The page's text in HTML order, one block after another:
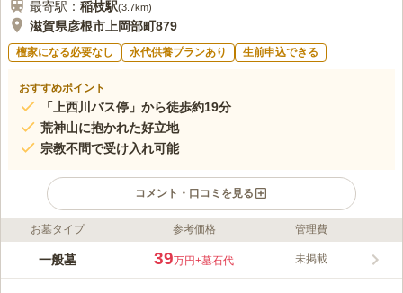
最寄駅： 稲枝駅(3.7km)
滋賀県彦根市上岡部町879
檀家になる必要なし 永代供養プランあり 生前申込できる
おすすめポイント
「上西川バス停」から徒歩約19分
荒神山に抱かれた好立地
宗教不問で受け入れ可能
コメント・口コミを見る
ライフドット編集部のコメント
荒神山に抱かれたお墓で、豊かな自然に触れることができます。
お墓タイプ 参考価格 管理費
一般墓 39万円+墓石代 未掲載